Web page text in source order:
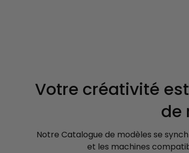
Votre créativité
de
Notre Catalogue de modèles se
et les machines